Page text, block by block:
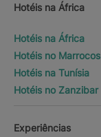
Hotéis na África
Hotéis na África
Hotéis no Marrocos
Hotéis na Tunísia
Hotéis no Zanzibar
Experiências